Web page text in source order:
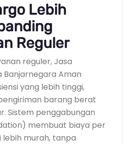
Lebih
Reguler
reguler, Jasa
Banjarnegara Aman
yang lebih tinggi,
barang berat
Sistem penggabungan
membuat biaya per
murah, tanpa